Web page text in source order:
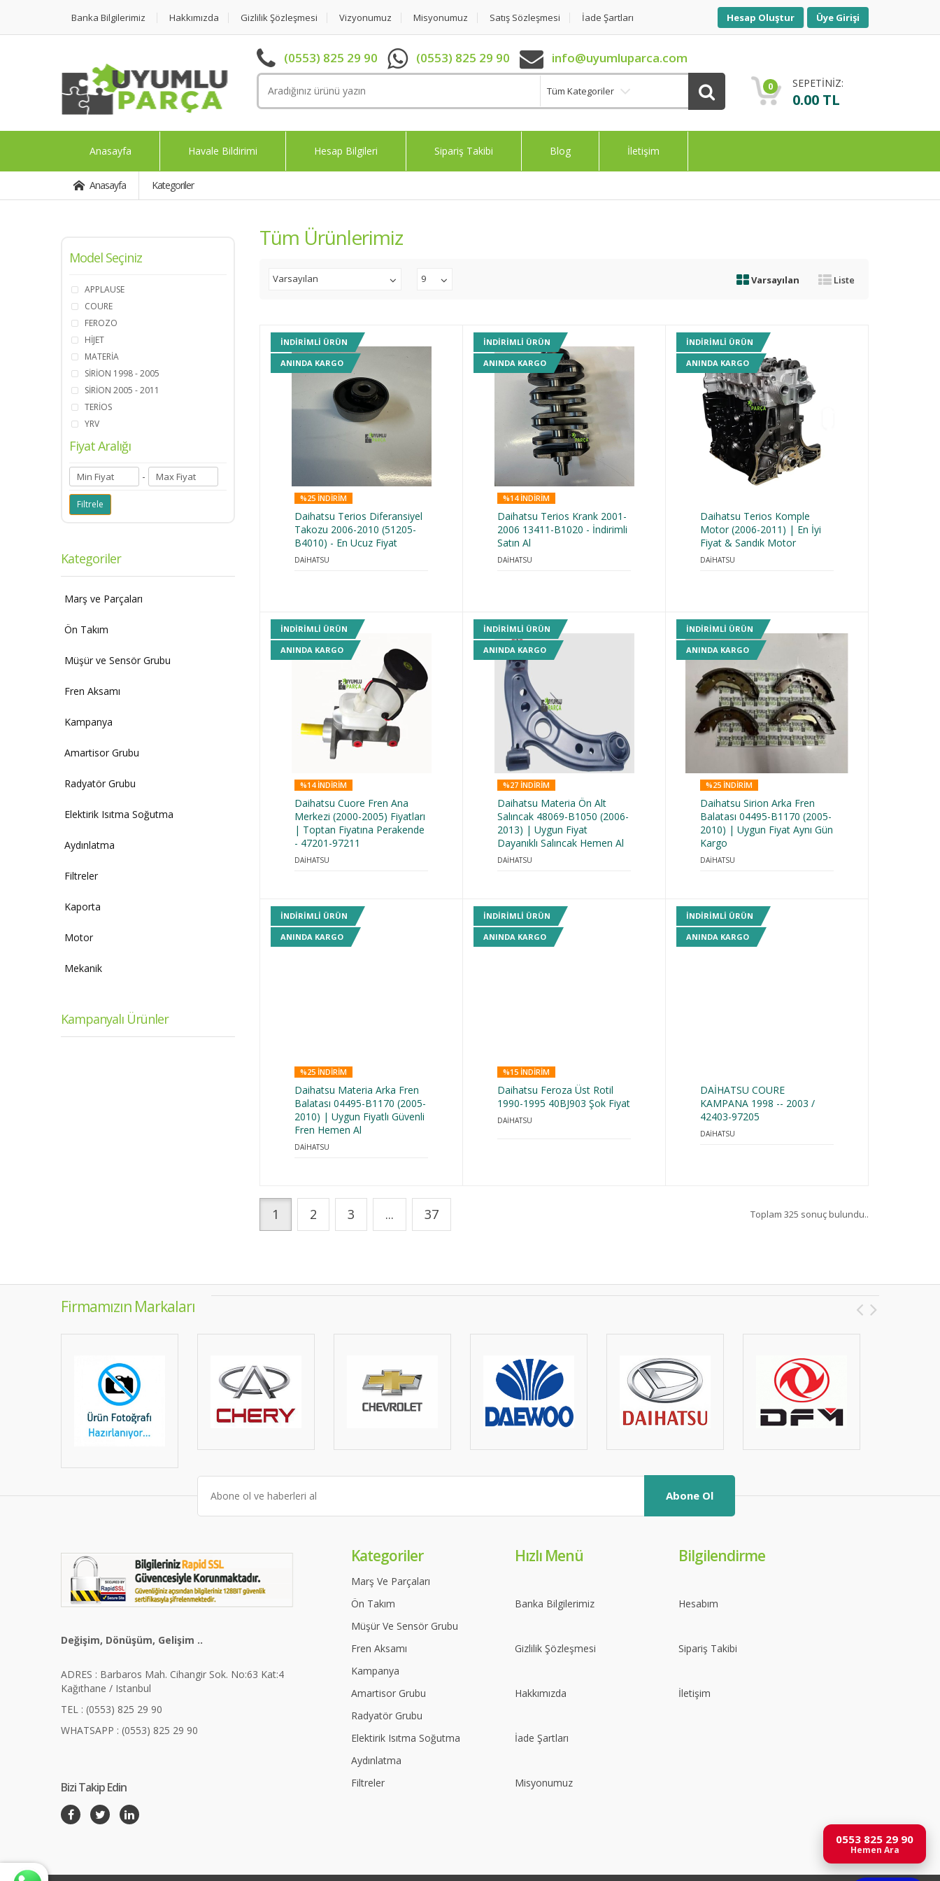
0553 825 29 90
Hemen Ara
Banka Bilgilerimiz Hakkımızda Gizlilik Şözleşmesi Vizyonumuz Misyonumuz Satış Sözleşmesi İade Şartları Hesap Oluştur Üye Girişi
(0553) 825 29 90 (0553) 825 29 90 info@uyumluparca.com
Tüm Kategoriler 0 SEPETİNİZ:
0.00 TL
Anasayfa Havale Bildirimi Hesap Bilgileri Sipariş Takibi Blog İletişim
Anasayfa Kategoriler
Model Seçiniz
APPLAUSE
COURE
FEROZO
HİJET
MATERİA
SİRİON 1998 - 2005
SİRİON 2005 - 2011
TERİOS
YRV
Fiyat Aralığı
-
Kategoriler
Marş ve Parçaları
Ön Takım
Müşür ve Sensör Grubu
Fren Aksamı
Kampanya
Amartisor Grubu
Radyatör Grubu
Elektirik Isıtma Soğutma
Aydınlatma
Filtreler
Kaporta
Motor
Mekanik
Kampanyalı Ürünler
Tüm Ürünlerimiz
Varsayılan 9 Varsayılan Liste
INDIRIMLI ÜRÜN
ANINDA KARGO
%25 INDIRIM
Daihatsu Terios Diferansiyel
Takozu 2006-2010 (51205-
B4010) - En Ucuz Fiyat
DAİHATSU
INDIRIMLI ÜRÜN
ANINDA KARGO
%14 INDIRIM
Daihatsu Terios Krank 2001-
2006 13411-B1020 - İndirimli
Satın Al
DAİHATSU
INDIRIMLI ÜRÜN
ANINDA KARGO
Daihatsu Terios Komple
Motor (2006-2011) | En İyi
Fiyat & Sandık Motor
DAİHATSU
INDIRIMLI ÜRÜN
ANINDA KARGO
%14 INDIRIM
Daihatsu Cuore Fren Ana
Merkezi (2000-2005) Fiyatları
| Toptan Fiyatına Perakende
- 47201-97211
DAİHATSU
INDIRIMLI ÜRÜN
ANINDA KARGO
%27 INDIRIM
Daihatsu Materia Ön Alt
Salıncak 48069-B1050 (2006-
2013) | Uygun Fiyat
Dayanıklı Salıncak Hemen Al
DAİHATSU
INDIRIMLI ÜRÜN
ANINDA KARGO
%25 INDIRIM
Daihatsu Sirion Arka Fren
Balatası 04495-B1170 (2005-
2010) | Uygun Fiyat Aynı Gün
Kargo
DAİHATSU
INDIRIMLI ÜRÜN
ANINDA KARGO
%25 INDIRIM
Daihatsu Materia Arka Fren
Balatası 04495-B1170 (2005-
2010) | Uygun Fiyatlı Güvenli
Fren Hemen Al
DAİHATSU
INDIRIMLI ÜRÜN
ANINDA KARGO
%15 INDIRIM
Daihatsu Feroza Üst Rotil
1990-1995 40BJ903 Şok Fiyat
DAİHATSU
INDIRIMLI ÜRÜN
ANINDA KARGO
DAİHATSU COURE
KAMPANA 1998 -- 2003 /
42403-97205
DAİHATSU
1 2 3 ... 37 Toplam 325 sonuç bulundu..
Firmamızın Markaları
Abone Ol
Değişim, Dönüşüm, Gelişim ..
ADRES : Barbaros Mah. Cihangir Sok. No:63 Kat:4
Kağıthane / Istanbul
TEL : (0553) 825 29 90
WHATSAPP : (0553) 825 29 90
Bizi Takip Edin
Kategoriler
Marş Ve Parçaları
Ön Takım
Müşür Ve Sensör Grubu
Fren Aksamı
Kampanya
Amartisor Grubu
Radyatör Grubu
Elektirik Isıtma Soğutma
Aydınlatma
Filtreler
Hızlı Menü
Banka Bilgilerimiz
Gizlilik Şözleşmesi
Hakkımızda
İade Şartları
Misyonumuz
Bilgilendirme
Hesabım
Sipariş Takibi
İletişim